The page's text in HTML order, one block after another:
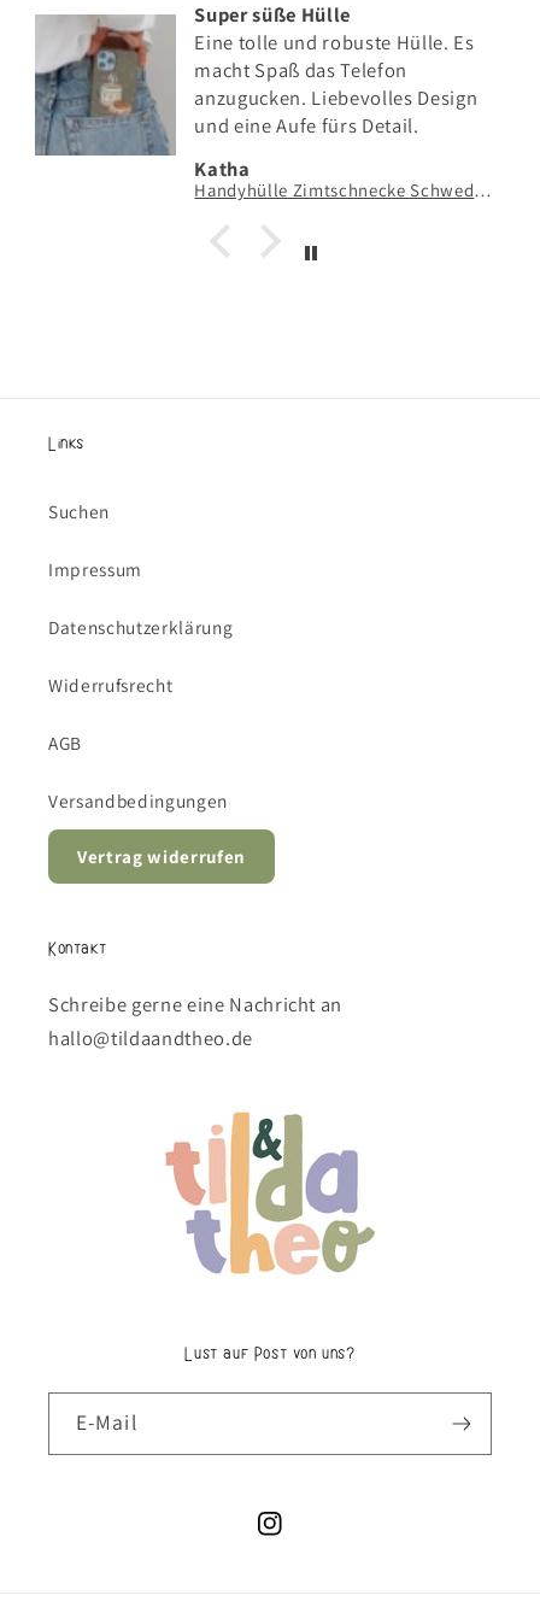
Super süße Hülle
Eine tolle und robuste Hülle. Es
macht Spaß das Telefon
anzugucken. Liebevolles Design
und eine Aufe fürs Detail.
Katha
Handyhülle Zimtschnecke Schweden Hygge - Hard Case Hülle Geschenk Skandinavien Kanelbulle grün
Links
Suchen
Impressum
Datenschutzerklärung
Widerrufsrecht
AGB
Versandbedingungen
Vertrag widerrufen
Kontakt
Schreibe gerne eine Nachricht an
hallo@tildaandtheo.de
Lust auf Post von uns?
E-Mail
Instagram